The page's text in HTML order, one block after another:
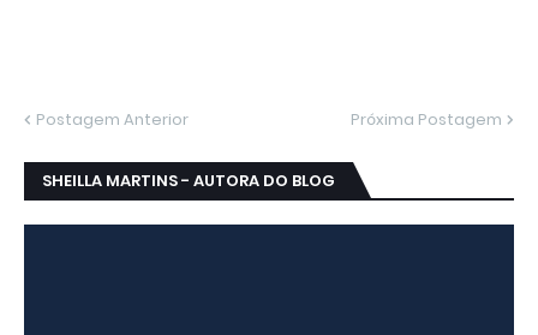
Postagem Anterior Próxima Postagem
SHEILLA MARTINS - AUTORA DO BLOG